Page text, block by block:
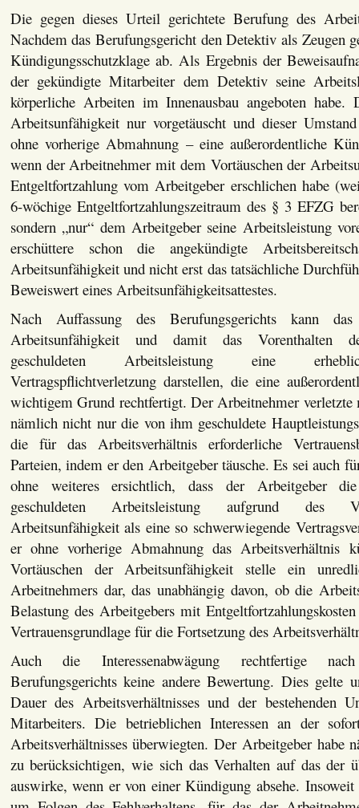
Die gegen dieses Urteil gerichtete Berufung des
Nachdem das Berufungsgericht den Detektiv als Zeugen
Kündigungsschutzklage ab. Als Ergebnis der
der gekündigte Mitarbeiter dem Detektiv seine
körperliche Arbeiten im Innenausbau angeboten habe.
Arbeitsunfähigkeit nur vorgetäuscht und dieser
ohne vorherige Abmahnung – eine außerordentliche
wenn der Arbeitnehmer mit dem Vortäuschen der
Entgeltfortzahlung vom Arbeitgeber erschlichen habe
6-wöchige Entgeltfortzahlungszeitraum des § 3 EFZG
sondern „nur“ dem Arbeitgeber seine Arbeitsleistung
erschüttere schon die angekündigte
Arbeitsunfähigkeit und nicht erst das tatsächliche
Beweiswert eines Arbeitsunfähigkeitsattestes.
Nach Auffassung des Berufungsgerichts kann
Arbeitsunfähigkeit und damit das Vorenthalten
geschuldeten Arbeitsleistung eine
Vertragspflichtverletzung darstellen, die eine
wichtigem Grund rechtfertigt. Der Arbeitnehmer verletzte
nämlich nicht nur die von ihm geschuldete
die für das Arbeitsverhältnis erforderliche
Parteien, indem er den Arbeitgeber täusche. Es sei auch
ohne weiteres ersichtlich, dass der Arbeitgeber
geschuldeten Arbeitsleistung aufgrund des
Arbeitsunfähigkeit als eine so schwerwiegende
er ohne vorherige Abmahnung das Arbeitsverhältnis
Vortäuschen der Arbeitsunfähigkeit stelle ein
Arbeitnehmers dar, das unabhängig davon, ob die
Belastung des Arbeitgebers mit
Vertrauensgrundlage für die Fortsetzung des
Auch die Interessenabwägung rechtfertige
Berufungsgerichts keine andere Bewertung. Dies gelte
Dauer des Arbeitsverhältnisses und der bestehenden
Mitarbeiters. Die betrieblichen Interessen an der
Arbeitsverhältnisses überwiegten. Der Arbeitgeber habe
zu berücksichtigen, wie sich das Verhalten auf das der
auswirke, wenn er von einer Kündigung absehe. Insoweit